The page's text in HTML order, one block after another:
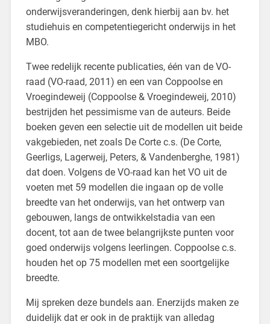
onderwijsveranderingen, denk hierbij aan bv. het
studiehuis en competentiegericht onderwijs in het
MBO.
Twee redelijk recente publicaties, één van de VO-
raad (VO-raad, 2011) en een van Coppoolse en
Vroegindeweij (Coppoolse & Vroegindeweij, 2010)
bestrijden het pessimisme van de auteurs. Beide
boeken geven een selectie uit de modellen uit beide
vakgebieden, net zoals De Corte c.s. (De Corte,
Geerligs, Lagerweij, Peters, & Vandenberghe, 1981)
dat doen. Volgens de VO-raad kan het VO uit de
voeten met 59 modellen die ingaan op de volle
breedte van het onderwijs, van het ontwerp van
gebouwen, langs de ontwikkelstadia van een
docent, tot aan de twee belangrijkste punten voor
goed onderwijs volgens leerlingen. Coppoolse c.s.
houden het op 75 modellen met een soortgelijke
breedte.
Mij spreken deze bundels aan. Enerzijds maken ze
duidelijk dat er ook in de praktijk van alledag